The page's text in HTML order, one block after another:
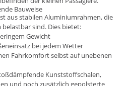
Bauweise
aus stabilen Aluminiumrahmen, die
sind. Dies bietet:
Gewicht
bei jedem Wetter
Fahrkomfort selbst auf unebenen
Kunststoffschalen,
und noch zusätzlich gepolsterte